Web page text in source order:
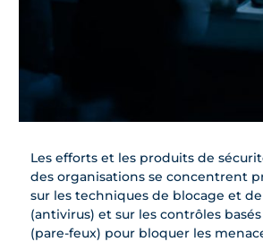
Les efforts et les produits de
des organisations se concentrent
sur les techniques de blocage et
(antivirus) et sur les contrôles
(pare-feux) pour bloquer les